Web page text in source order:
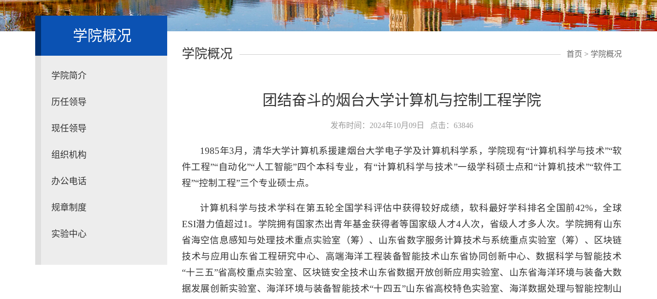
学院概况
学院简介
历任领导
现任领导
组织机构
办公电话
规章制度
实验中心
学院概况 首页 > 学院概况
团结奋斗的烟台大学计算机与控制工程学院
发布时间：2024年10月09日 点击：63846
1985年3月，清华大学计算机系援建烟台大学电子学及计算机科学系，学院现有“计算机科学与技术”“软
件工程”“自动化”“人工智能”四个本科专业，有“计算机科学与技术”一级学科硕士点和“计算机技术”“软件工
程”“控制工程”三个专业硕士点。
计算机科学与技术学科在第五轮全国学科评估中获得较好成绩，软科最好学科排名全国前42%，全球
ESI潜力值超过1。学院拥有国家杰出青年基金获得者等国家级人才4人次，省级人才多人次。学院拥有山东
省海空信息感知与处理技术重点实验室（筹）、山东省数字服务计算技术与系统重点实验室（筹）、区块链
技术与应用山东省工程研究中心、高端海洋工程装备智能技术山东省协同创新中心、数据科学与智能技术
“十三五”省高校重点实验室、区块链安全技术山东省数据开放创新应用实验室、山东省海洋环境与装备大数
据发展创新实验室、海洋环境与装备智能技术“十四五”山东省高校特色实验室、海洋数据处理与智能控制山